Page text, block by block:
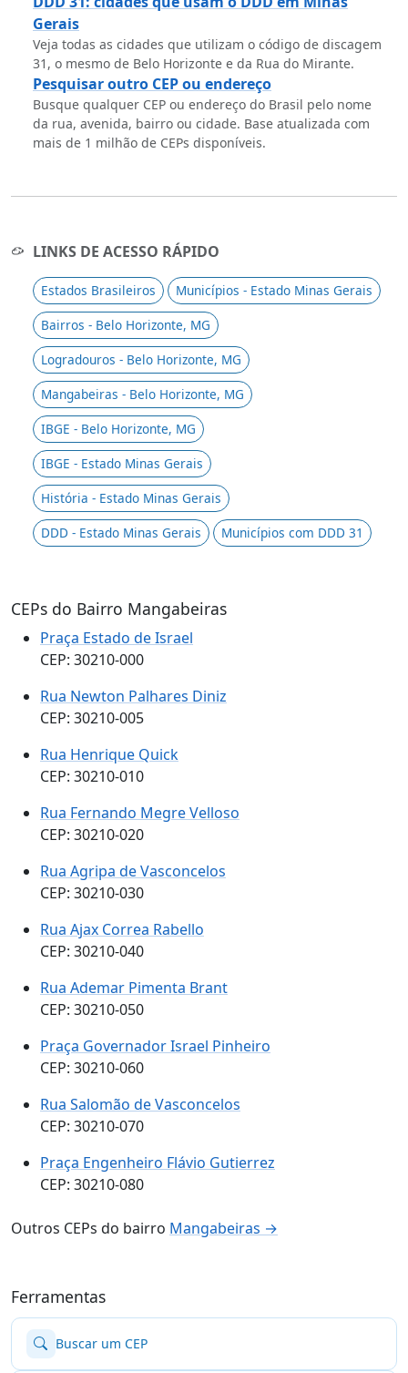
Gerais
Veja todas as cidades que utilizam o código de discagem
31, o mesmo de Belo Horizonte e da Rua do Mirante.
Pesquisar outro CEP ou endereço
Busque qualquer CEP ou endereço do Brasil pelo nome
da rua, avenida, bairro ou cidade. Base atualizada com
mais de 1 milhão de CEPs disponíveis.
LINKS DE ACESSO RÁPIDO
Estados Brasileiros
Municípios - Estado Minas Gerais
Bairros - Belo Horizonte, MG
Logradouros - Belo Horizonte, MG
Mangabeiras - Belo Horizonte, MG
IBGE - Belo Horizonte, MG
IBGE - Estado Minas Gerais
História - Estado Minas Gerais
DDD - Estado Minas Gerais
Municípios com DDD 31
CEPs do Bairro Mangabeiras
Praça Estado de Israel
CEP: 30210-000
Rua Newton Palhares Diniz
CEP: 30210-005
Rua Henrique Quick
CEP: 30210-010
Rua Fernando Megre Velloso
CEP: 30210-020
Rua Agripa de Vasconcelos
CEP: 30210-030
Rua Ajax Correa Rabello
CEP: 30210-040
Rua Ademar Pimenta Brant
CEP: 30210-050
Praça Governador Israel Pinheiro
CEP: 30210-060
Rua Salomão de Vasconcelos
CEP: 30210-070
Praça Engenheiro Flávio Gutierrez
CEP: 30210-080
Outros CEPs do bairro Mangabeiras →
Ferramentas
Buscar um CEP